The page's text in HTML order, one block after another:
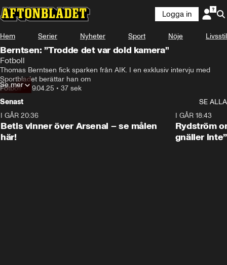
Logga in
Hem Serier Nyheter Sport Nöje Livsstil
Berntsen: ”Trodde det var dold kamera”
Fotboll
Thomas Berntsen fick sparken från AIK. I en exklusiv intervju med
Sportbladet berättar han om
Fotboll•29.04.25 • 37 sek
Se mer
Senast
SE ALLA
I GÅR 20:36
Betis vinner över Arsenal – se målen
här!
I GÅR 18:43
Rydström
gnäller inte”